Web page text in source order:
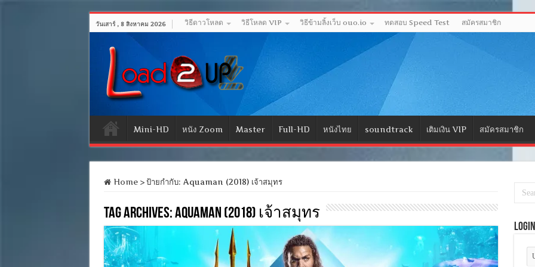
วันเสาร์ , 8 สิงหาคม 2026 วิธีดาวโหลด วิธีโหลด VIP วิธีข้ามลิ้งเว็บ ouo.io ทดสอบ Speed Test สมัครสมาชิก
Mini-HD หนัง Zoom Master Full-HD หนังไทย soundtrack เติมเงิน VIP สมัครสมาชิก
Home > ป้ายกำกับ: Aquaman (2018) เจ้าสมุทร
Tag Archives:Aquaman (2018) เจ้าสมุทร
Login